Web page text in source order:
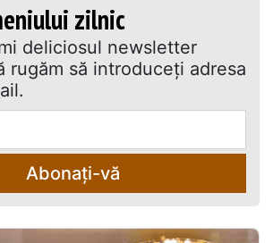
zilnic
deliciosul newsletter
rugăm să introduceţi adresa
Abonați-vă